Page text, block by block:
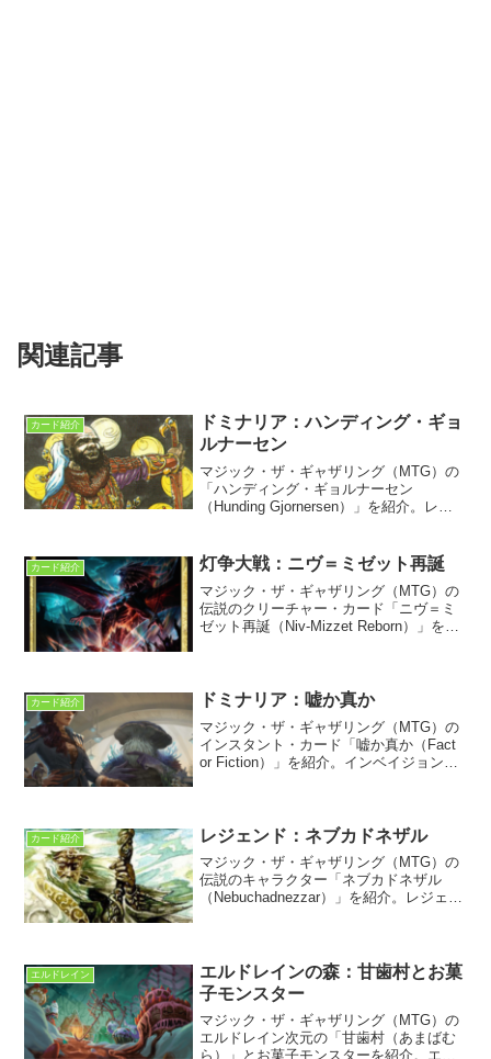
関連記事
カード紹介
ドミナリア：ハンディング・ギョ
ルナーセン
マジック・ザ・ギャザリング（MTG）の
「ハンディング・ギョルナーセン
（Hunding Gjornersen）」を紹介。レジ
敵な人物だ。
カード紹介 灯争大戦：ニヴ＝ミゼット再誕
マジック・ザ・ギャザリング（MTG）の
伝説のクリーチャー・カード「ニヴ＝ミ
ゼット再誕（Niv-Mizzet Reborn）」を紹
ミゼット。
カード紹介 ドミナリア：嘘か真か
マジック・ザ・ギャザリング（MTG）の
インスタント・カード「嘘か真か（Fact
or Fiction）」を紹介。インベイジョン初
カード紹介 レジェンド：ネブカドネザル
マジック・ザ・ギャザリング（MTG）の
伝説のキャラクター「ネブカドネザル
（Nebuchadnezzar）」を紹介。レジェン
エルドレイン
エルドレインの森：甘歯村とお菓
子モンスター
マジック・ザ・ギャザリング（MTG）の
エルドレイン次元の「甘歯村（あまばむ
ら）」とお菓子モンスターを紹介。エル